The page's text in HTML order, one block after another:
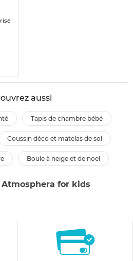
aussi
tapis de chambre bébé
coussin déco et matelas de sol
boule à neige et de noel
Atmosphera for kids